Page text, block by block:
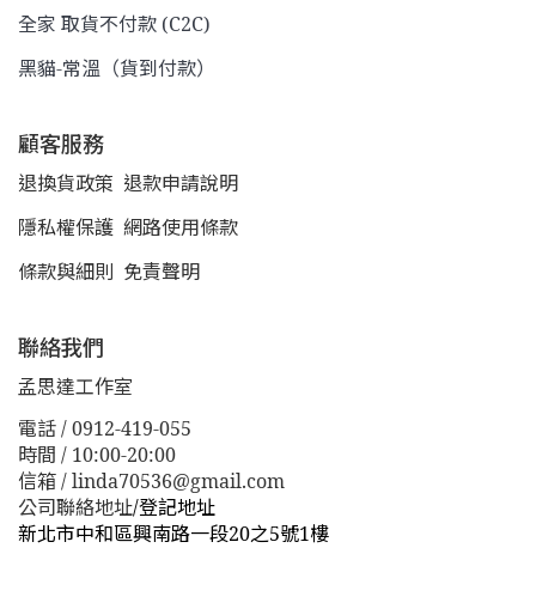
全家 取貨不付款 (C2C)
黑貓-常溫（貨到付款）
顧客服務
退換貨政策 退款申請說明
隱私權保護 網路使用條款
條款與細則 免責聲明
聯絡我們
孟思達工作室
電話 / 0912-419-055
時間 / 10:00-20:00
信箱 / linda70536@gmail.com
公司聯絡地址/登記地址
新北市中和區興南路一段20之5號1樓